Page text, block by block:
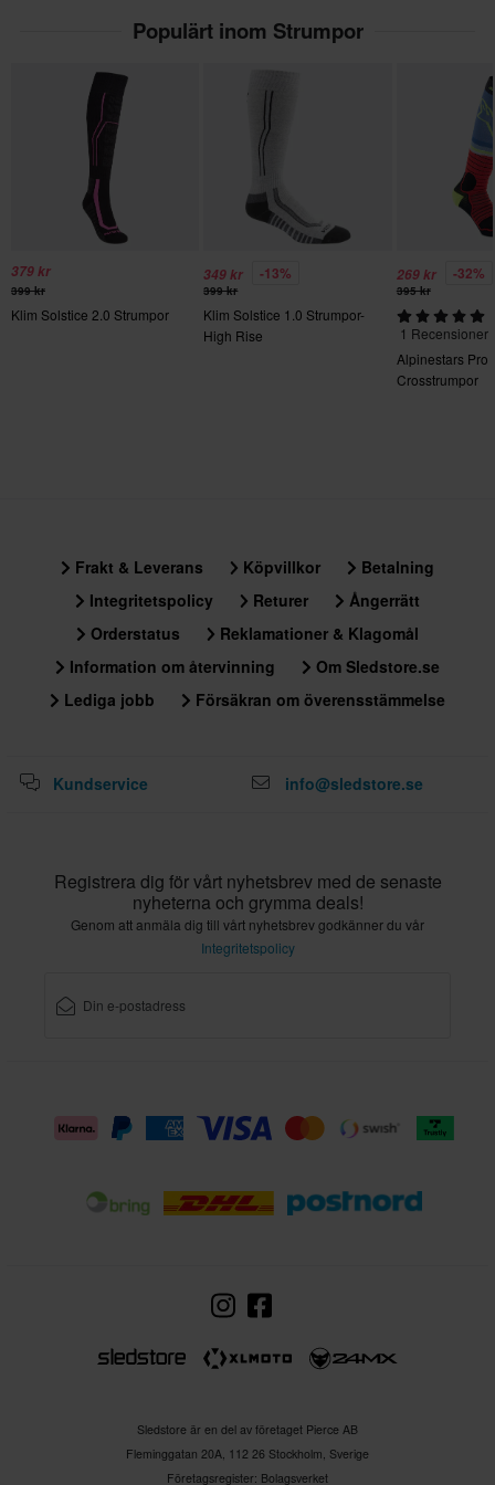
Populärt inom Strumpor
379 kr
399 kr
Klim Solstice 2.0 Strumpor
349 kr -13%
399 kr
Klim Solstice 1.0 Strumpor-
High Rise
269 kr -32%
395 kr
1 Recensioner
Alpinestars Pro
Crosstrumpor
Frakt & Leverans Köpvillkor
Betalning
Integritetspolicy
Returer
Ångerrätt
Orderstatus
Reklamationer & Klagomål
Information om återvinning
Om Sledstore.se
Lediga jobb
Försäkran om överensstämmelse
Kundservice info@sledstore.se
Registrera dig för vårt nyhetsbrev med de senaste
nyheterna och grymma deals!
Genom att anmäla dig till vårt nyhetsbrev godkänner du vår
Integritetspolicy
Sledstore är en del av företaget Pierce AB
Fleminggatan 20A, 112 26 Stockholm, Sverige
Företagsregister: Bolagsverket